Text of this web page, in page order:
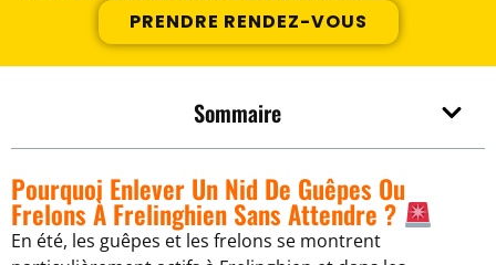
PRENDRE RENDEZ-VOUS
Sommaire
Pourquoi Enlever Un Nid De Guêpes Ou
Frelons À Frelinghien Sans Attendre ?
En été, les guêpes et les frelons se montrent